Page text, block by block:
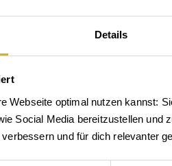
Details
Webseite optimal nutzen kannst:
Social Media bereitzustellen und
und für dich relevanter